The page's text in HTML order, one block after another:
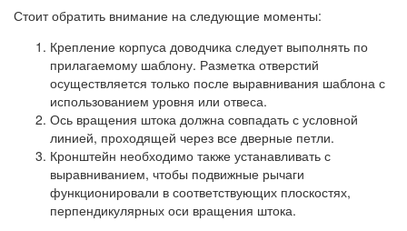
Стоит обратить внимание на следующие моменты:
Крепление корпуса доводчика следует выполнять по
прилагаемому шаблону. Разметка отверстий
осуществляется только после выравнивания шаблона с
использованием уровня или отвеса.
Ось вращения штока должна совпадать с условной
линией, проходящей через все дверные петли.
Кронштейн необходимо также устанавливать с
выравниванием, чтобы подвижные рычаги
функционировали в соответствующих плоскостях,
перпендикулярных оси вращения штока.